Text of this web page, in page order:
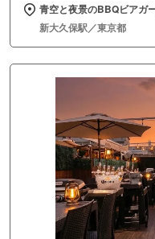
青空と夜景のBBQビアガ
新大久保駅／東京都